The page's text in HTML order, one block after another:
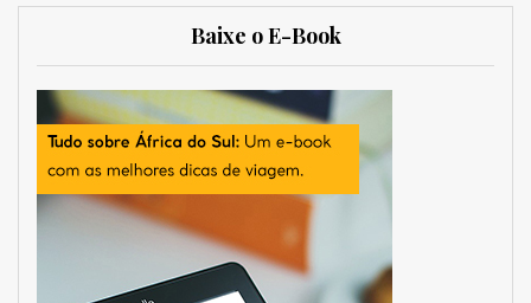
Baixe o E-Book